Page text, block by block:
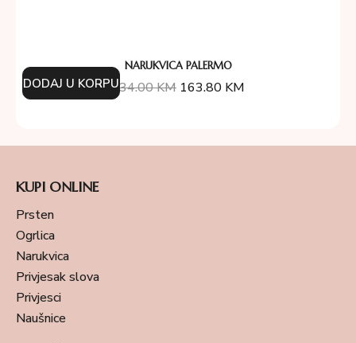
NARUKVICA PALERMO
234.00KM 163.80 KM
DODAJ U KORPU
KUPI ONLINE
Prsten
Ogrlica
Narukvica
Privjesak slova
Privjesci
Naušnice